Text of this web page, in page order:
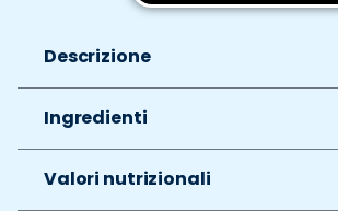
Descrizione
Ingredienti
Valori nutrizionali